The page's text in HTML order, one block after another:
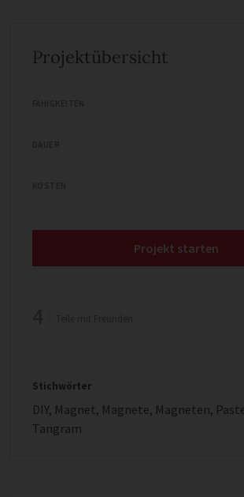
Projektübersicht
Projekt starten
Stichwörter
DIY, Magnet, Magnete, Magneten,
Tangram